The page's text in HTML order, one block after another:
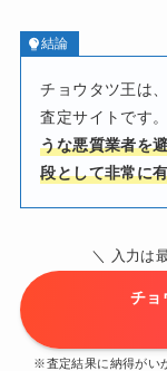
結論
チョウタツ王は
査定サイトです
うな悪質業者を
段として非常に
＼ 入力は
チョ
※査定結果に納得がい